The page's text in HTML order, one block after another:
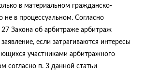
в материальном гражданско-
не в процессуальном. Согласно
27 Закона об арбитраже арбитраж
если затрагиваются интересы
участниками арбитражного
согласно п. 3 данной статьи